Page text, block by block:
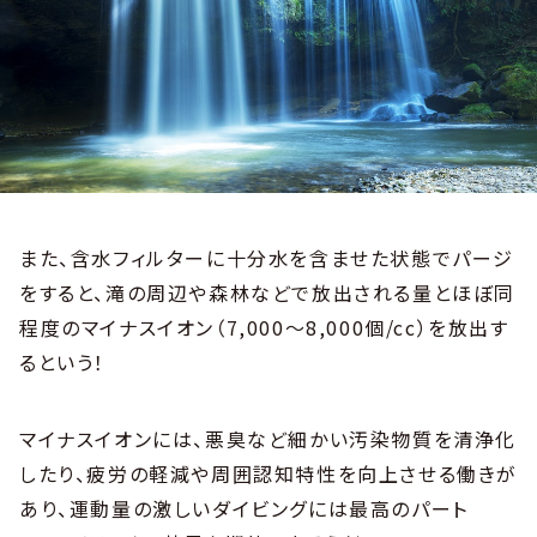
また、含水フィルターに十分水を含ませた状態でパージ
をすると、滝の周辺や森林などで放出される量とほぼ同
程度のマイナスイオン（7,000～8,000個/cc）を放出す
るという！
マイナスイオンには、悪臭など細かい汚染物質を清浄化
したり、疲労の軽減や周囲認知特性を向上させる働きが
あり、運動量の激しいダイビングには最高のパート